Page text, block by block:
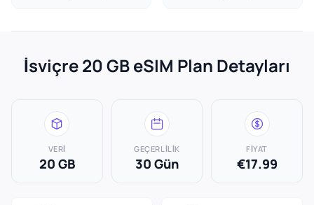
İsviçre 20 GB eSIM Plan Detayları
VERI
20 GB
GEÇERLILIK
30 Gün
FIYAT
€17.99